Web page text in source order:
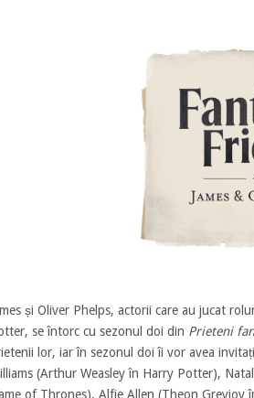
și Oliver Phelps, actorii care au jucat
se întorc cu sezonul doi din Prieteni
lor, iar în sezonul doi îi vor avea
(Arthur Weasley în Harry Potter),
of Thrones), Alfie Allen (Theon Greyjoy